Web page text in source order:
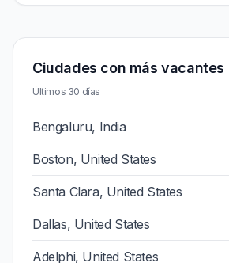
Ciudades con más vacantes
Últimos 30 días
Bengaluru, India
Boston, United States
Santa Clara, United States
Dallas, United States
Adelphi, United States